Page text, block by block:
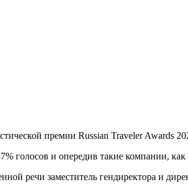
премии Russian Traveler Awards
голосов и опередив такие компании,
речи заместитель гендиректора и